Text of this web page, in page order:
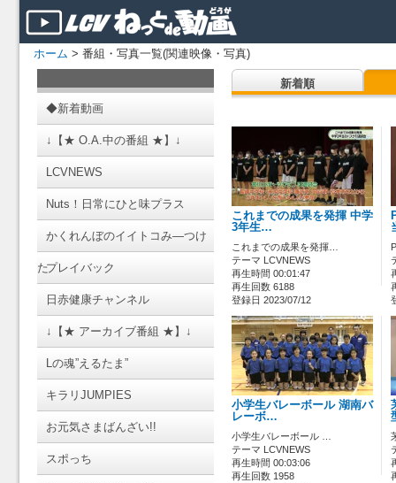
ホーム > 番組・写真一覧(関連映像・写真)
◆新着動画
↓【★ O.A.中の番組 ★】↓
LCVNEWS
Nuts！日常にひと味プラス
かくれんぼのイイトコみ―つけ
たプレイバック
日赤健康チャンネル
↓【★ アーカイブ番組 ★】↓
Lの魂”えるたま”
キラリJUMPIES
お元気さまばんざい!!
スポっち
新着順
これまでの成果を発揮 中学
3年生…
これまでの成果を発揮…
テーマ LCVNEWS
再生時間 00:01:47
再生回数 6188
登録日 2023/07/12
小学生バレーボール 湖南バ
レーボ…
小学生バレーボール …
テーマ LCVNEWS
再生時間 00:03:06
再生回数 1958